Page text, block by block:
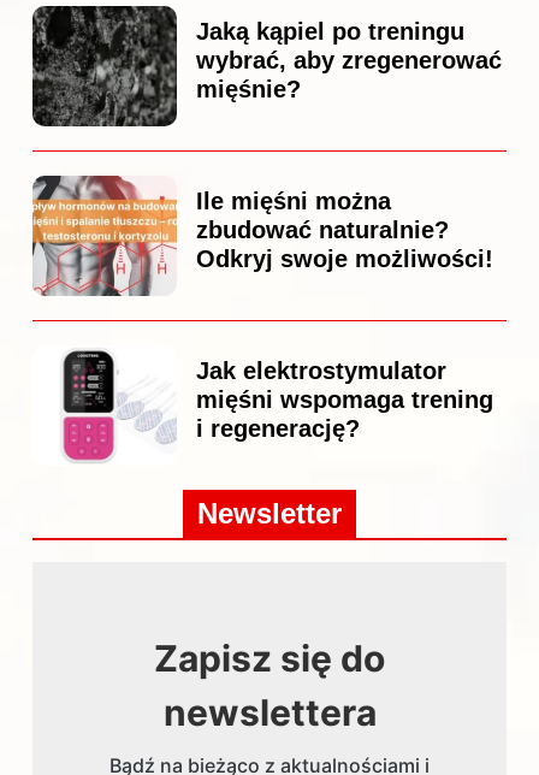
Jaką kąpiel po treningu
wybrać, aby zregenerować
mięśnie?
Ile mięśni można
zbudować naturalnie?
Odkryj swoje możliwości!
Jak elektrostymulator
mięśni wspomaga trening
i regenerację?
Newsletter
Zapisz się do
newslettera
Bądź na bieżąco z aktualnościami i